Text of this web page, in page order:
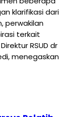
klarifikasi dari
perwakilan
terkait
RSUD dr
menegaskan